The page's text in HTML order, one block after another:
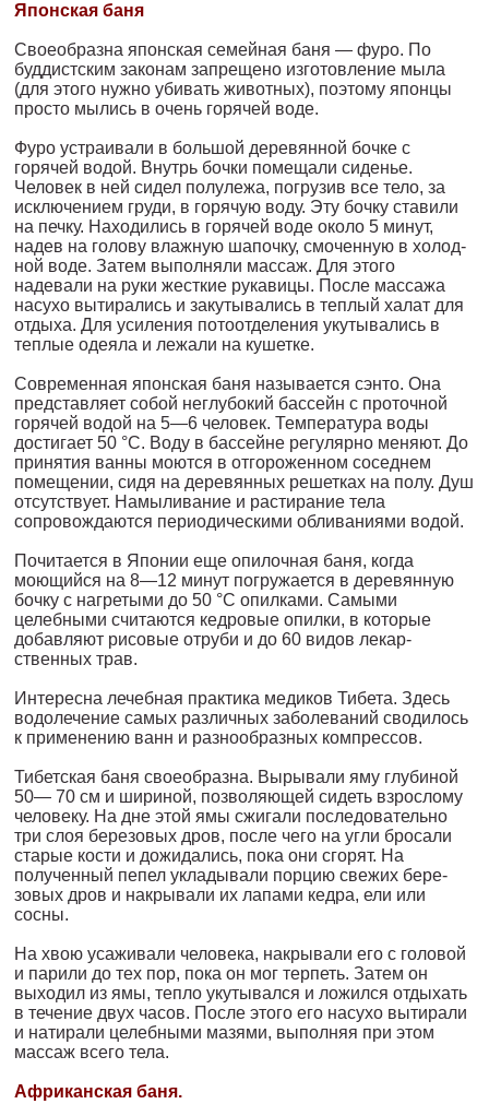
Японская баня
Своеобразна японская семейная баня — фуро. По
буддистским за­конам запрещено изготовление мыла
(для этого нужно убивать жи­вотных), поэтому японцы
просто мылись в очень горячей воде.
Фуро устраивали в большой деревянной бочке с
горячей во­дой. Внутрь бочки помещали сиденье.
Человек в ней сидел полу­лежа, погрузив все тело, за
исключением груди, в горячую воду. Эту бочку ставили
на печку. Находились в горячей воде около 5 минут,
надев на голову влажную шапочку, смоченную в холод­
ной воде. Затем выполняли массаж. Для этого
надевали на руки жесткие рукавицы. После массажа
насухо вытирались и закуты­вались в теплый халат для
отдыха. Для усиления потоотделения укутывались в
теплые одеяла и лежали на кушетке.
Современная японская баня называется сэнто. Она
представ­ляет собой неглубокий бассейн с проточной
горячей водой на 5—6 человек. Температура воды
достигает 50 °С. Воду в бассейне регулярно меняют. До
принятия ванны моются в отгороженном соседнем
помещении, сидя на деревянных решетках на полу. Душ
отсутствует. Намыливание и растирание тела
сопровождаются периодическими обливаниями водой.
Почитается в Японии еще опилочная баня, когда
моющийся на 8—12 минут погружается в деревянную
бочку с нагретыми до 50 °С опилками. Самыми
целебными считаются кедровые опил­ки, в которые
добавляют рисовые отруби и до 60 видов лекар­
ственных трав.
Интересна лечебная практика медиков Тибета. Здесь
водолече­ние самых различных заболеваний сводилось
к применению ванн и разнообразных компрессов.
Тибетская баня своеобразна. Вырывали яму глубиной
50— 70 см и шириной, позволяющей сидеть взрослому
человеку. На дне этой ямы сжигали последовательно
три слоя березовых дров, после чего на угли бросали
старые кости и дожидались, пока они сгорят. На
полученный пепел укладывали порцию свежих бере­
зовых дров и накрывали их лапами кедра, ели или
сосны.
На хвою усаживали человека, накрывали его с головой
и пари­ли до тех пор, пока он мог терпеть. Затем он
выходил из ямы, теп­ло укутывался и ложился отдыхать
в течение двух часов. После этого его насухо вытирали
и натирали целебными мазями, вы­полняя при этом
массаж всего тела.
Африканская баня.